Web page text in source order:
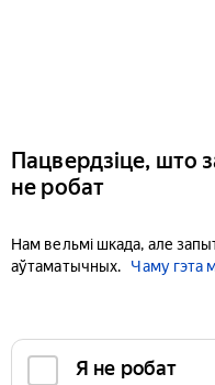
Пацвердзіце, што
не робат
Нам вельмі шкада, але
аўтаматычных.
Чаму гэта
Я не робат